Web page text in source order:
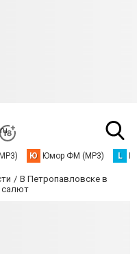
Ю Юмор ФМ (MP3) L
В Петропавловске в
салют